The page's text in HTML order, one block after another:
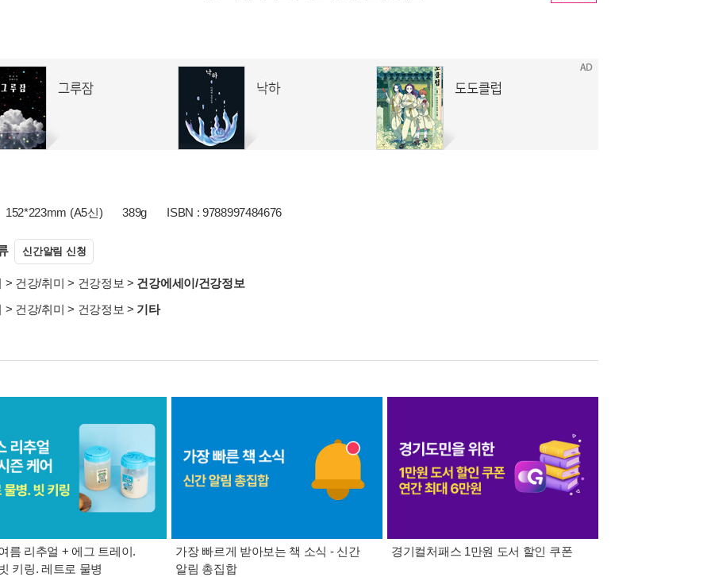
152*223mm (A5신) 389g ISBN : 9788997484676
신간알림 신청
> 건강/취미 > 건강정보 > 건강에세이/건강정보
> 건강/취미 > 건강정보 > 기타
름 리추얼 + 에그 트레이.
키링. 레트로 물병
가장 빠르게 받아보는 책 소식 - 신간
알림 총집합
경기컬처패스 1만원 도서 할인 쿠폰